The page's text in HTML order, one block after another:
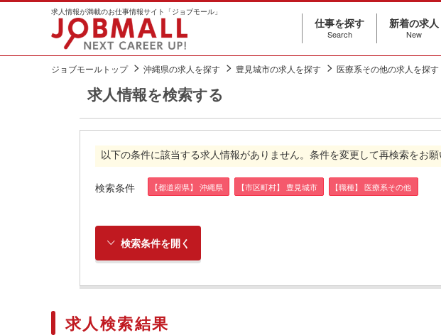
求人情報が満載のお仕事情報サイト「ジョブモール」
仕事を探す
Search
新着の求人
New
ジョブモールトップ 沖縄県の求人を探す 豊見城市の求人を探す 医療系その他の求人を探す
求人情報を検索する
以下の条件に該当する求人情報がありません。条件を変更して再検索をお願
検索条件 【都道府県】 沖縄県 【市区町村】 豊見城市 【職種】 医療系その他
検索条件を開く
求人検索結果